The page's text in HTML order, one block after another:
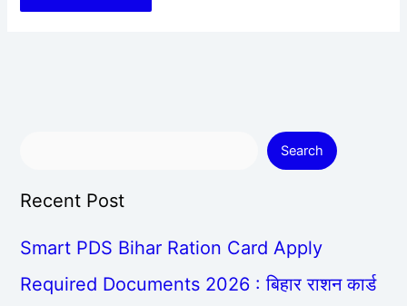
Search
Recent Post
Smart PDS Bihar Ration Card Apply
Required Documents 2026 : बिहार राशन कार्ड